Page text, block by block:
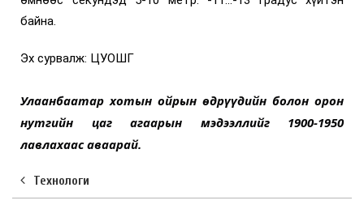
байна.
Эх сурвалж: ЦУОШГ
Улаанбаатар хотын ойрын өдрүүдийн болон орон
нутгийн цаг агаарын мэдээллийг 1900-1950
лавлахаас аваарай.
Технологи